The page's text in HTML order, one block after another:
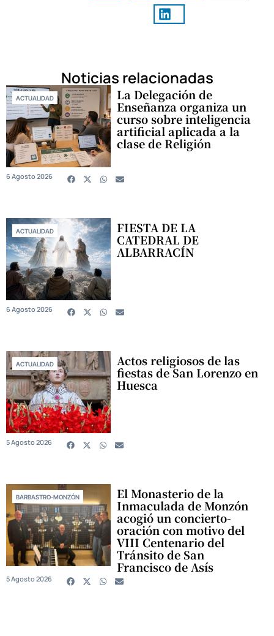
Noticias relacionadas
ACTUALIDAD La Delegación de
Enseñanza organiza un
curso sobre inteligencia
artificial aplicada a la
clase de Religión
6 Agosto 2026
ACTUALIDAD FIESTA DE LA
CATEDRAL DE
ALBARRACÍN
6 Agosto 2026
ACTUALIDAD Actos religiosos de las
fiestas de San Lorenzo en
Huesca
5 Agosto 2026
BARBASTRO-MONZÓN El Monasterio de la
Inmaculada de Monzón
acogió un concierto-
oración con motivo del
VIII Centenario del
Tránsito de San
Francisco de Asís
5 Agosto 2026